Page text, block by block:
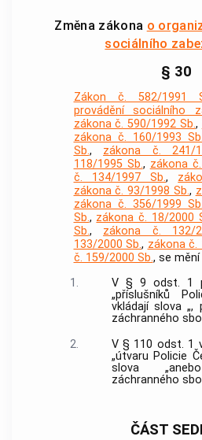
Změna zákona o
sociálního
§ 30
Zákon č. 582/1991
provádění sociálního
zákona č. 590/1992 Sb.,
zákona č. 160/1993 Sb.
Sb., zákona č. 241/
118/1995 Sb., zákona
č. 134/1997 Sb.,
zákona č. 93/1998 Sb.,
zákona č. 356/1999 Sb.
Sb., zákona č. 18/2000
Sb., zákona č. 132/
133/2000 Sb., zákona č.
č. 159/2000 Sb., se
1.
V § 9 odst. 1
„příslušníků
vkládají slova „,
záchranného
2.
V § 110 odst. 1
„útvaru Policie
slova
záchranného
ČÁST